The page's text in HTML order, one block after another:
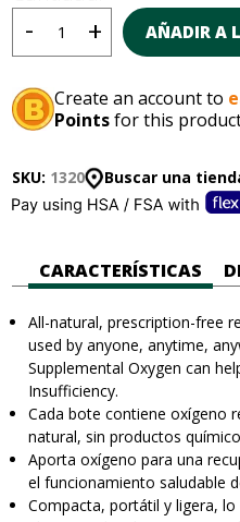
AÑADIR A
Create an account to
Pointsfor this
SKU: 1320 Buscar una
CARACTERÍSTICAS
All-natural, prescription-free
used by anyone, anytime,
Supplemental Oxygen can
Insufficiency.
Cada bote contiene oxígeno
natural, sin productos
Aporta oxígeno para una
el funcionamiento saludable
Compacta, portátil y ligera,